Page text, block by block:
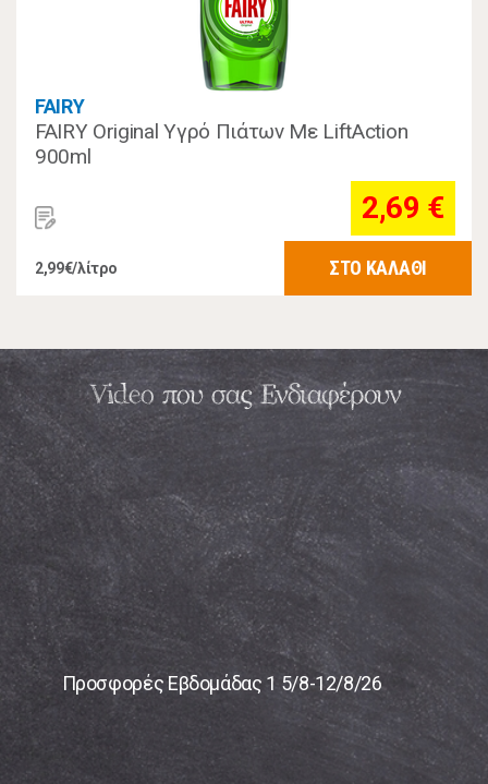
FAIRY
FAIRY Original Υγρό Πιάτων Με LiftAction
900ml
2,69 €
2,99€/λίτρο ΣΤΟ ΚΑΛΑΘΙ
Video που σας Ενδιαφέρουν
Προσφορές Εβδομάδας 1 5/8-12/8/26